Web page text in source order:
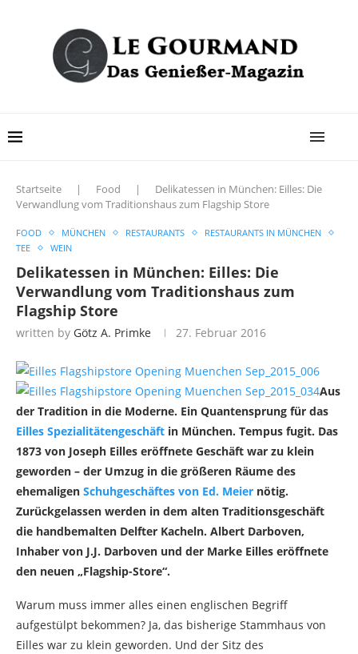
Startseite | Food |
Delikatessen in München: Eilles: Die
Verwandlung vom Traditionshaus zum Flagship Store
FOOD MÜNCHEN RESTAURANTS
RESTAURANTS IN MÜNCHEN
TEE
WEIN
Delikatessen in München: Eilles: Die
Verwandlung vom Traditionshaus zum
Flagship Store
written by Götz A. Primke 27. Februar 2016
Aus
der Tradition in die Moderne. Ein Quantensprung für das
Eilles Spezialitätengeschäft in München. Tempus fugit. Das
1873 von Joseph Eilles eröffnete Geschäft war zu klein
geworden – der Umzug in die größeren Räume des
ehemaligen Schuhgeschäftes von Ed. Meier nötig.
Zurückgelassen werden in dem alten Traditionsgeschäft
die handbemalten Delfter Kacheln. Albert Darboven,
Inhaber von J.J. Darboven und der Marke Eilles eröffnete
den neuen „Flagship-Store“.
Warum muss immer alles einen englischen Begriff
aufgestülpt bekommen? Ja, das bisherige Stammhaus von
Eilles war zu klein geworden. Und der Sitz des